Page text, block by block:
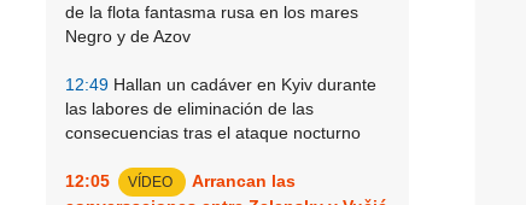
de la flota fantasma rusa en los mares
Negro y de Azov
12:49 Hallan un cadáver en Kyiv durante
las labores de eliminación de las
consecuencias tras el ataque nocturno
12:05 VÍDEO
Arrancan las